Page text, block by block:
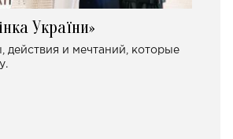
України»
действия и мечтаний, которые